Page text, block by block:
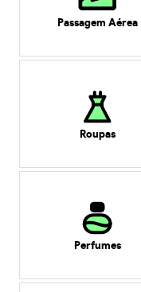
Passagem Aérea
Roupas
Perfumes